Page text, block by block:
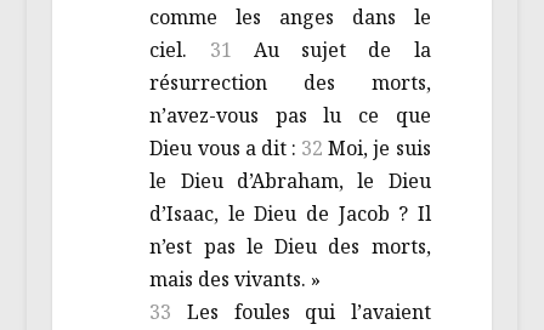
comme les anges dans le
ciel. 31 Au sujet de la
résurrection des morts,
n’avez-vous pas lu ce que
Dieu vous a dit : 32Moi, je suis
le Dieu d’Abraham, le Dieu
d’Isaac, le Dieu de Jacob ? Il
n’est pas le Dieu des morts,
mais des vivants. »
33 Les foules qui l’avaient